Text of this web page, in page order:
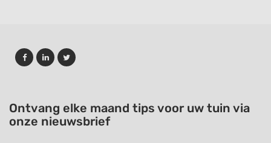
Ontvang elke maand tips voor uw tuin via
onze nieuwsbrief